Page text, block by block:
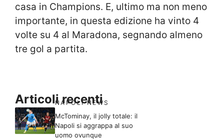
casa in Champions. E, ultimo ma non meno
importante, in questa edizione ha vinto 4
volte su 4 al Maradona, segnando almeno
tre gol a partita.
Articoli recenti
NAPOLI NEWS
McTominay, il jolly totale: il
Napoli si aggrappa al suo
uomo ovunque